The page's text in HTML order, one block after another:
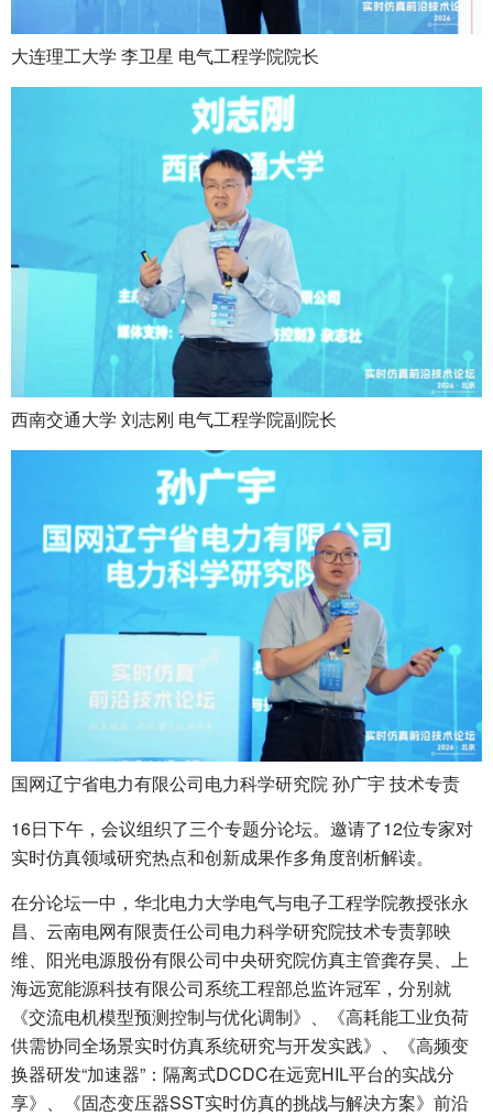
大连理工大学 李卫星 电气工程学院院长
西南交通大学 刘志刚 电气工程学院副院长
国网辽宁省电力有限公司电力科学研究院 孙广宇 技术专责
16日下午，会议组织了三个专题分论坛。邀请了12位专家对
实时仿真领域研究热点和创新成果作多角度剖析解读。
在分论坛一中，华北电力大学电气与电子工程学院教授张永
昌、云南电网有限责任公司电力科学研究院技术专责郭映
维、阳光电源股份有限公司中央研究院仿真主管龚存昊、上
海远宽能源科技有限公司系统工程部总监许冠军，分别就
《交流电机模型预测控制与优化调制》、《高耗能工业负荷
供需协同全场景实时仿真系统研究与开发实践》、《高频变
换器研发“加速器”：隔离式DCDC在远宽HIL平台的实战分
享》、《固态变压器SST实时仿真的挑战与解决方案》前沿